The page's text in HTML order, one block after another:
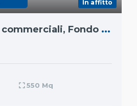
In affitto
L
ocali e fondi commerciali, Fondo commerciale
550 Mq